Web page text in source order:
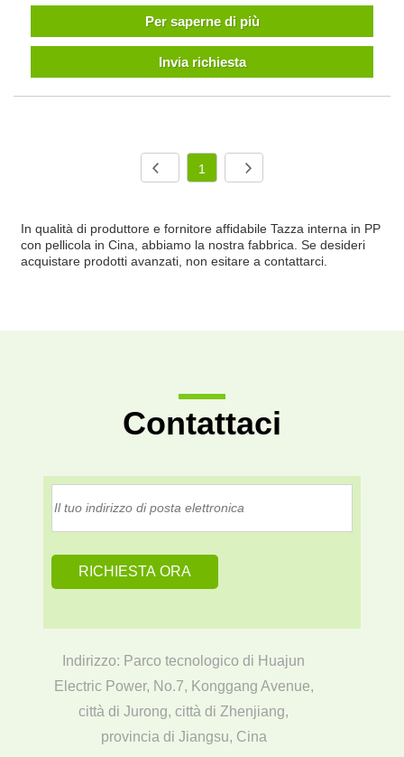
Per saperne di più
Invia richiesta
1
In qualità di produttore e fornitore affidabile Tazza interna in PP
con pellicola in Cina, abbiamo la nostra fabbrica. Se desideri
acquistare prodotti avanzati, non esitare a contattarci.
Contattaci
Indirizzo: Parco tecnologico di Huajun
Electric Power, No.7, Konggang Avenue,
città di Jurong, città di Zhenjiang,
provincia di Jiangsu, Cina